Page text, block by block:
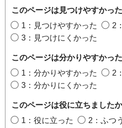
このページは見つけやすかっ
1：見つけやすかった
2
3：見つけにくかった
このページは分かりやすかっ
1：分かりやすかった
2
3：分かりにくかった
このページは役に立ちました
1：役に立った
2：ふつう